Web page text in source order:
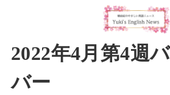
2022年4月第4週
バー